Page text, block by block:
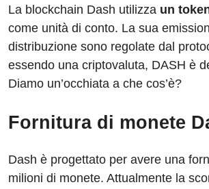
La blockchain Dash utilizza un
come unità di conto. La sua
distribuzione sono regolate dal
essendo una criptovaluta, DASH è
Diamo un’occhiata a che cos’è?
Fornitura di monete
Dash è progettato per avere una
milioni di monete. Attualmente la